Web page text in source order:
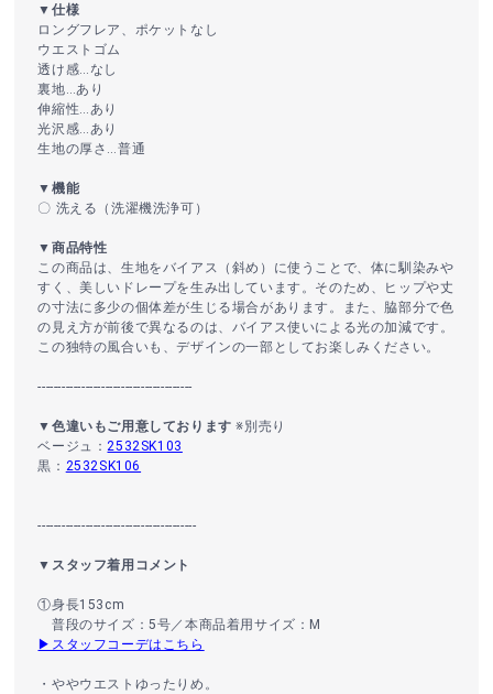
▼仕様
ロングフレア、ポケットなし
ウエストゴム
透け感…なし
裏地…あり
伸縮性…あり
光沢感…あり
生地の厚さ…普通
▼機能
〇 洗える（洗濯機洗浄可）
▼商品特性
この商品は、生地をバイアス（斜め）に使うことで、体に馴染みや
すく、美しいドレープを生み出しています。そのため、ヒップや丈
の寸法に多少の個体差が生じる場合があります。また、脇部分で色
の見え方が前後で異なるのは、バイアス使いによる光の加減です。
この独特の風合いも、デザインの一部としてお楽しみください。
---------------------------------------
▼色違いもご用意しております ※別売り
ベージュ：2532SK103
黒： 2532SK106
----------------------------------------
▼スタッフ着用コメント
①身長153cm
普段のサイズ：5号／本商品着用サイズ：M
▶スタッフコーデはこちら
・ややウエストゆったりめ。